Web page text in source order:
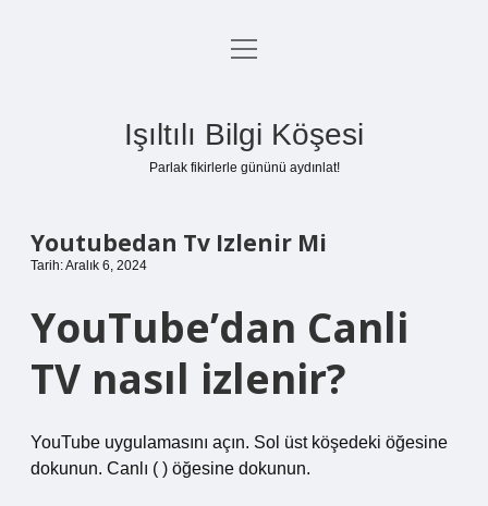
Anasayfa
Yasal Uyarı
menüyü
Işıltılı Bilgi Köşesi
Parlak fikirlerle gününü aydınlat!
Youtubedan Tv Izlenir Mi
Tarih: Aralık 6, 2024
YouTube’dan Canli
TV nasıl izlenir?
YouTube uygulamasını açın. Sol üst köşedeki öğesine
dokunun. Canlı ( ) öğesine dokunun.